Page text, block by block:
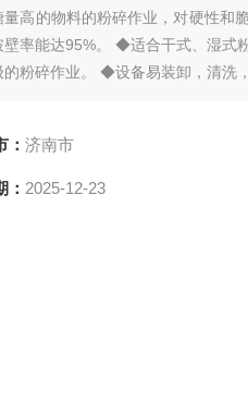
量高的物料的粉碎作业，对硬性
壁率能达95%。 ◆适合干式、湿式
的粉碎作业。 ◆设备易装卸，清洗
： 济南市
： 2025-12-23